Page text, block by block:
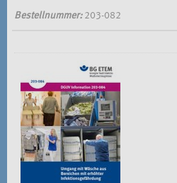
Bestellnummer:203-082